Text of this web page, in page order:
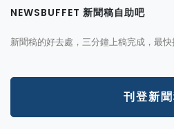
NEWSBUFFET 新聞稿自助吧
新聞稿的好去處，三分鐘上稿完成，最快
刊登新